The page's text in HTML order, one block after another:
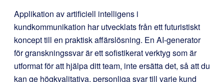
Applikation av artificiell intelligens i
kundkommunikation har utvecklats från ett futuristiskt
koncept till en praktisk affärslösning. En AI-generator
för granskningssvar är ett sofistikerat verktyg som är
utformat för att hjälpa ditt team, inte ersätta det, så att du
kan ge högkvalitativa, personliga svar till varje kund